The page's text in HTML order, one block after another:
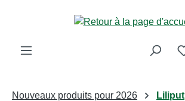
Passer au contenu principal
Nouveaux produits pour 2026 Liliput